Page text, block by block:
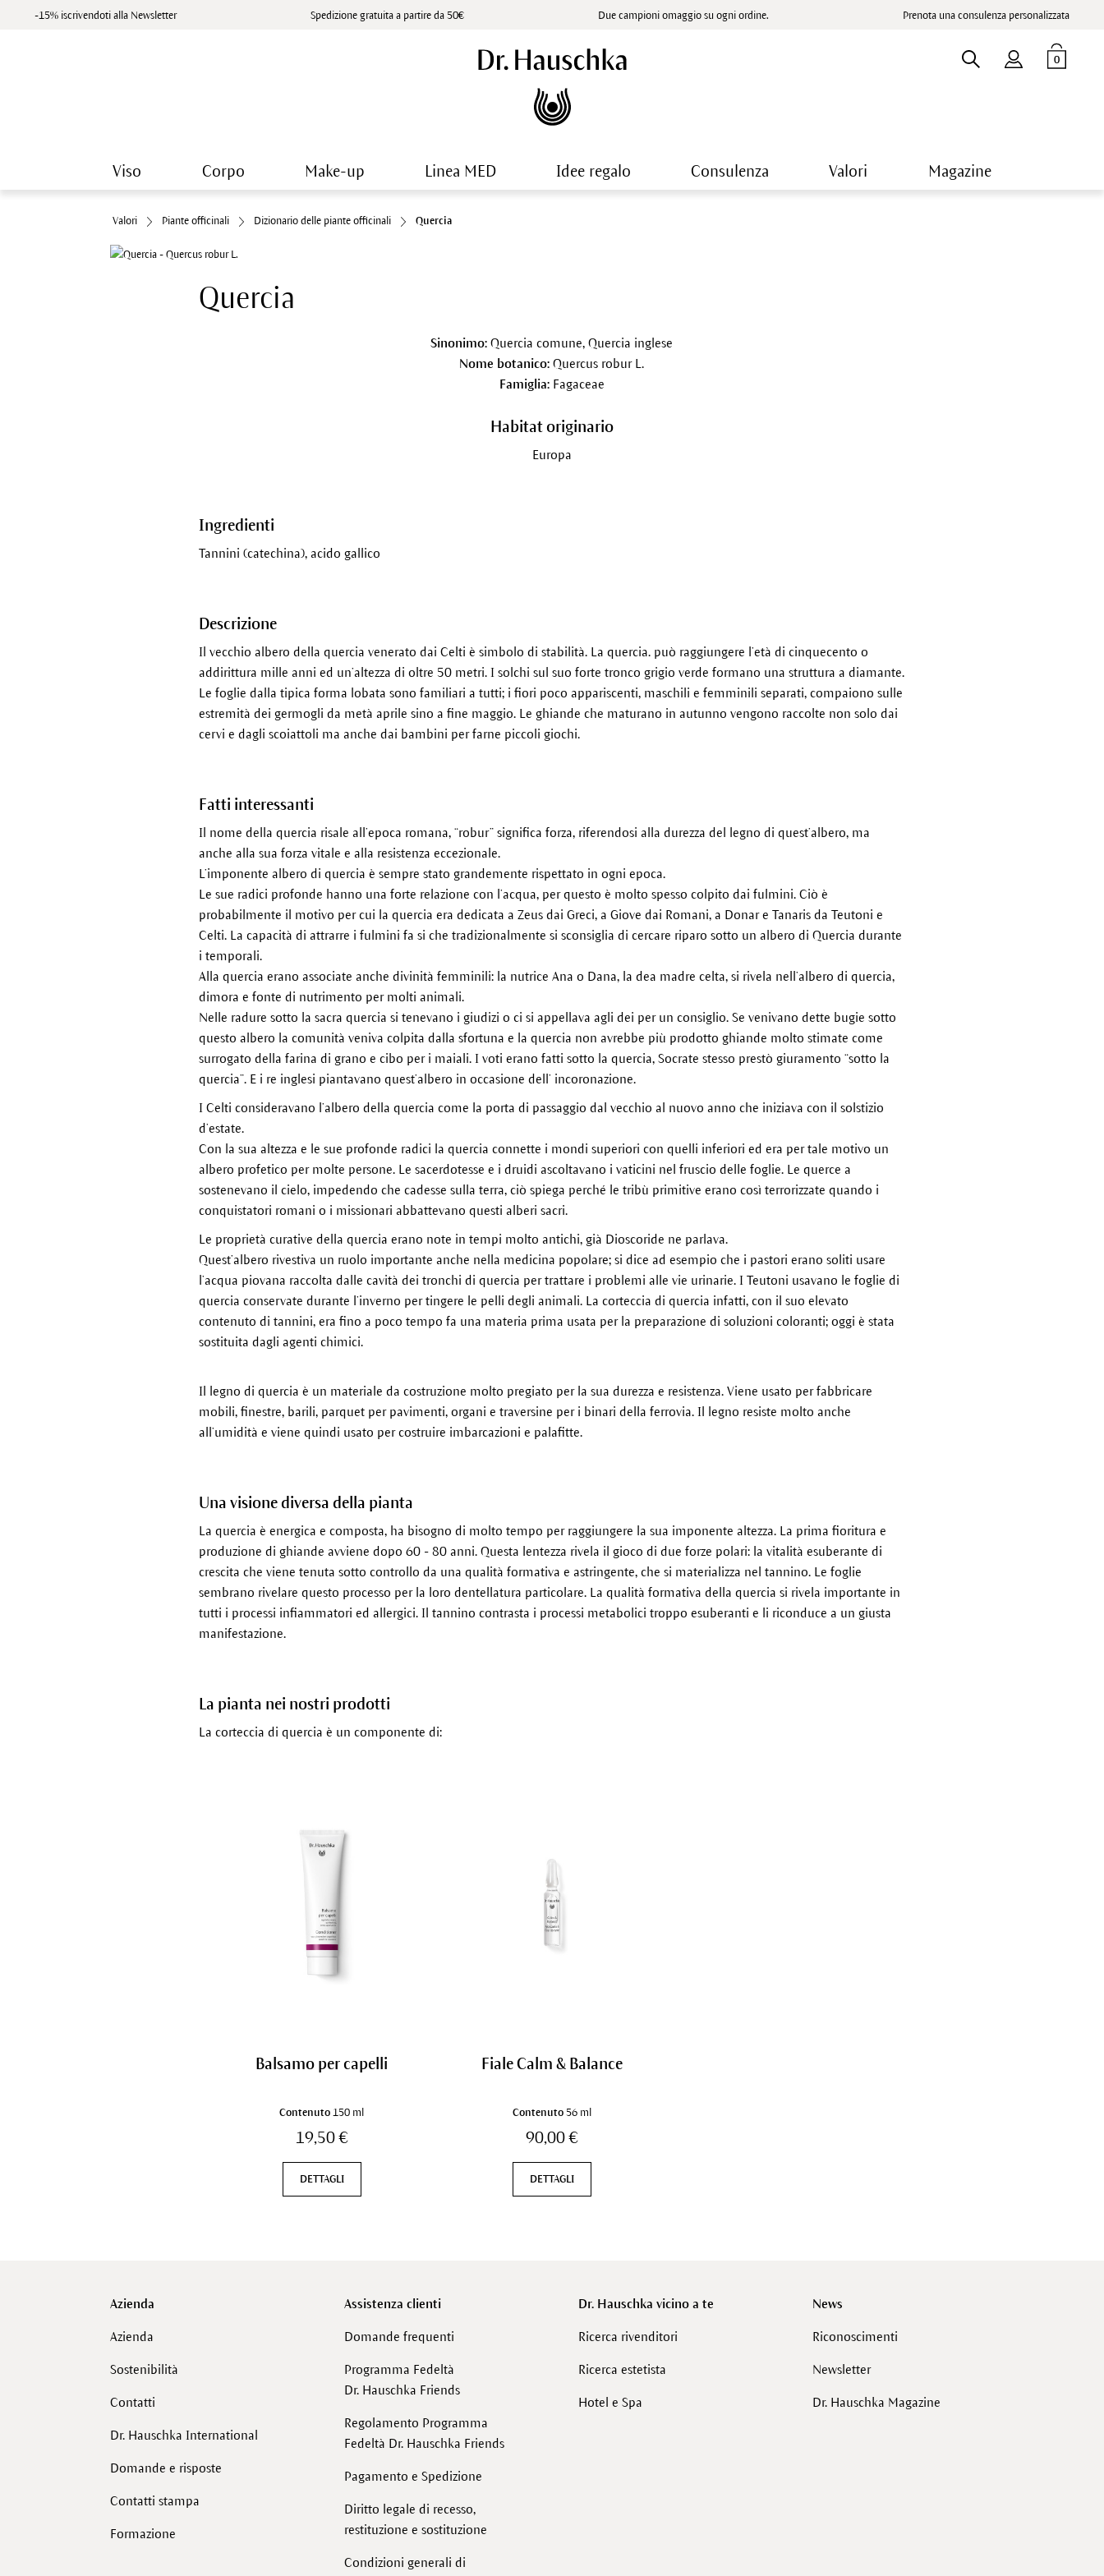
-15% iscrivendoti alla Newsletter Spedizione gratuita a partire da 50€ Due campioni omaggio su ogni ordine. Prenota una consulenza personalizzata
0
Viso Corpo Make-up Linea MED Idee regalo Consulenza Valori Magazine
Valori Piante officinali Dizionario delle piante officinali Quercia
Quercia
Sinonimo: Quercia comune, Quercia inglese
Nome botanico: Quercus robur L.
Famiglia:Fagaceae
Habitat originario
Europa
Ingredienti
Tannini (catechina), acido gallico
Descrizione
Il vecchio albero della quercia venerato dai Celti è simbolo di stabilità. La quercia. può raggiungere l’età di cinquecento o
addirittura mille anni ed un’altezza di oltre 50 metri. I solchi sul suo forte tronco grigio verde formano una struttura a diamante.
Le foglie dalla tipica forma lobata sono familiari a tutti; i fiori poco appariscenti, maschili e femminili separati, compaiono sulle
estremità dei germogli da metà aprile sino a fine maggio. Le ghiande che maturano in autunno vengono raccolte non solo dai
cervi e dagli scoiattoli ma anche dai bambini per farne piccoli giochi.
Fatti interessanti
Il nome della quercia risale all’epoca romana, “robur” significa forza, riferendosi alla durezza del legno di quest’albero, ma
anche alla sua forza vitale e alla resistenza eccezionale.
L’imponente albero di quercia è sempre stato grandemente rispettato in ogni epoca.
Le sue radici profonde hanno una forte relazione con l’acqua, per questo è molto spesso colpito dai fulmini. Ciò è
probabilmente il motivo per cui la quercia era dedicata a Zeus dai Greci, a Giove dai Romani, a Donar e Tanaris da Teutoni e
Celti. La capacità di attrarre i fulmini fa si che tradizionalmente si sconsiglia di cercare riparo sotto un albero di Quercia durante
i temporali.
Alla quercia erano associate anche divinità femminili: la nutrice Ana o Dana, la dea madre celta, si rivela nell’albero di quercia,
dimora e fonte di nutrimento per molti animali.
Nelle radure sotto la sacra quercia si tenevano i giudizi o ci si appellava agli dei per un consiglio. Se venivano dette bugie sotto
questo albero la comunità veniva colpita dalla sfortuna e la quercia non avrebbe più prodotto ghiande molto stimate come
surrogato della farina di grano e cibo per i maiali. I voti erano fatti sotto la quercia, Socrate stesso prestò giuramento “sotto la
quercia”. E i re inglesi piantavano quest’albero in occasione dell’ incoronazione.
I Celti consideravano l’albero della quercia come la porta di passaggio dal vecchio al nuovo anno che iniziava con il solstizio
d’estate.
Con la sua altezza e le sue profonde radici la quercia connette i mondi superiori con quelli inferiori ed era per tale motivo un
albero profetico per molte persone. Le sacerdotesse e i druidi ascoltavano i vaticini nel fruscio delle foglie. Le querce a
sostenevano il cielo, impedendo che cadesse sulla terra, ciò spiega perché le tribù primitive erano così terrorizzate quando i
conquistatori romani o i missionari abbattevano questi alberi sacri.
Le proprietà curative della quercia erano note in tempi molto antichi, già Dioscoride ne parlava.
Quest’albero rivestiva un ruolo importante anche nella medicina popolare; si dice ad esempio che i pastori erano soliti usare
l’acqua piovana raccolta dalle cavità dei tronchi di quercia per trattare i problemi alle vie urinarie. I Teutoni usavano le foglie di
quercia conservate durante l’inverno per tingere le pelli degli animali. La corteccia di quercia infatti, con il suo elevato
contenuto di tannini, era fino a poco tempo fa una materia prima usata per la preparazione di soluzioni coloranti; oggi è stata
sostituita dagli agenti chimici.
Il legno di quercia è un materiale da costruzione molto pregiato per la sua durezza e resistenza. Viene usato per fabbricare
mobili, finestre, barili, parquet per pavimenti, organi e traversine per i binari della ferrovia. Il legno resiste molto anche
all’umidità e viene quindi usato per costruire imbarcazioni e palafitte.
Una visione diversa della pianta
La quercia è energica e composta, ha bisogno di molto tempo per raggiungere la sua imponente altezza. La prima fioritura e
produzione di ghiande avviene dopo 60 - 80 anni. Questa lentezza rivela il gioco di due forze polari: la vitalità esuberante di
crescita che viene tenuta sotto controllo da una qualità formativa e astringente, che si materializza nel tannino. Le foglie
sembrano rivelare questo processo per la loro dentellatura particolare. La qualità formativa della quercia si rivela importante in
tutti i processi infiammatori ed allergici. Il tannino contrasta i processi metabolici troppo esuberanti e li riconduce a un giusta
manifestazione.
La pianta nei nostri prodotti
La corteccia di quercia è un componente di:
Balsamo per capelli
Contenuto150 ml
19,50 €
DETTAGLI
Fiale Calm & Balance
Contenuto 56 ml
90,00 €
DETTAGLI
Azienda
Azienda
Sostenibilità
Contatti
Dr. Hauschka International
Domande e risposte
Contatti stampa
Formazione
Assistenza clienti
Domande frequenti
Programma Fedeltà
Dr. Hauschka Friends
Regolamento Programma
Fedeltà Dr. Hauschka Friends
Pagamento e Spedizione
Diritto legale di recesso,
restituzione e sostituzione
Condizioni generali di
Dr. Hauschka vicino a te
Ricerca rivenditori
Ricerca estetista
Hotel e Spa
News
Riconoscimenti
Newsletter
Dr. Hauschka Magazine